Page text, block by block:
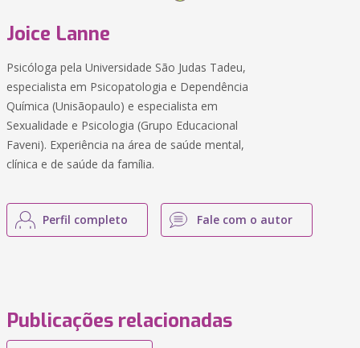
Joice Lanne
Psicóloga pela Universidade São Judas Tadeu,
especialista em Psicopatologia e Dependência
Química (Unisãopaulo) e especialista em
Sexualidade e Psicologia (Grupo Educacional
Faveni). Experiência na área de saúde mental,
clínica e de saúde da família.
Perfil completo Fale com o autor
Publicações relacionadas